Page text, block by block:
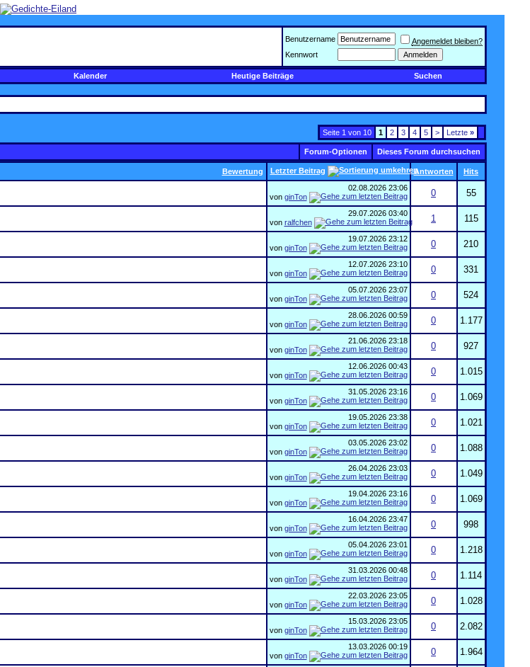
Benutzername
Angemeldet bleiben?
Kennwort
Kalender Heutige Beiträge Suchen
Seite 1 von 10 1 2 3 4 5 > Letzte»
Forum-Optionen Dieses Forum durchsuchen
Bewertung Letzter Beitrag Antworten Hits
02.08.2026 23:06
von ginTon 0
55
29.07.2026 03:40
von ralfchen 1
115
19.07.2026 23:12
von ginTon 0
210
12.07.2026 23:10
von ginTon 0
331
05.07.2026 23:07
von ginTon 0
524
28.06.2026 00:59
von ginTon 0
1.177
21.06.2026 23:18
von ginTon 0
927
12.06.2026 00:43
von ginTon 0
1.015
31.05.2026 23:16
von ginTon 0
1.069
19.05.2026 23:38
von ginTon 0
1.021
03.05.2026 23:02
von ginTon 0
1.088
26.04.2026 23:03
von ginTon 0
1.049
19.04.2026 23:16
von ginTon 0
1.069
16.04.2026 23:47
von ginTon 0
998
05.04.2026 23:01
von ginTon 0
1.218
31.03.2026 00:48
von ginTon 0
1.114
22.03.2026 23:05
von ginTon 0
1.028
15.03.2026 23:05
von ginTon 0
2.082
13.03.2026 00:19
von ginTon 0
1.964